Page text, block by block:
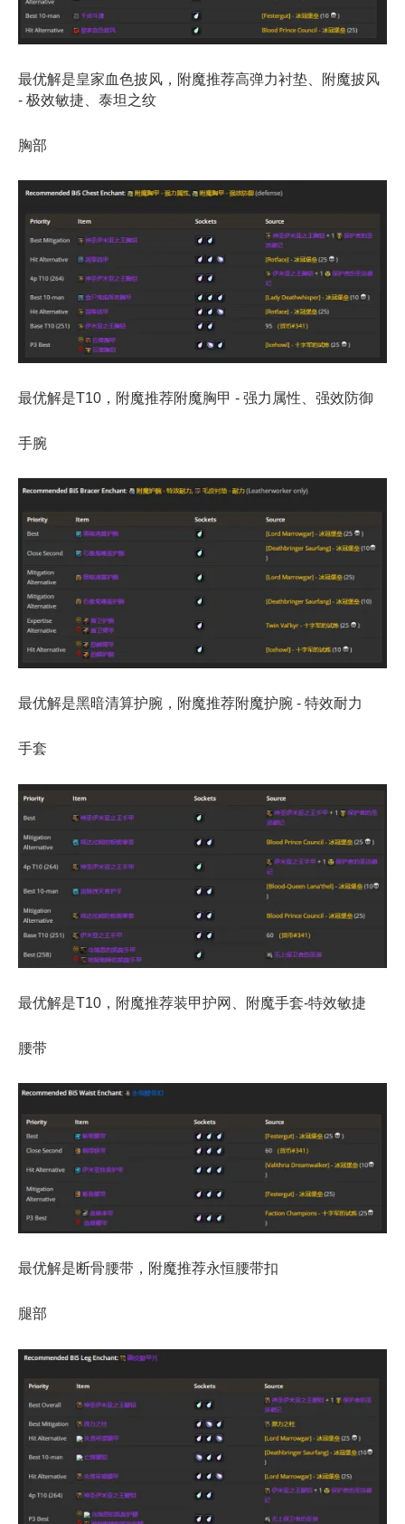
最优解是皇家血色披风，附魔推荐高弹力衬垫、附魔披风
- 极效敏捷、泰坦之纹
胸部
最优解是T10，附魔推荐附魔胸甲 - 强力属性、强效防御
手腕
最优解是黑暗清算护腕，附魔推荐附魔护腕 - 特效耐力
手套
最优解是T10，附魔推荐装甲护网、附魔手套-特效敏捷
腰带
最优解是断骨腰带，附魔推荐永恒腰带扣
腿部